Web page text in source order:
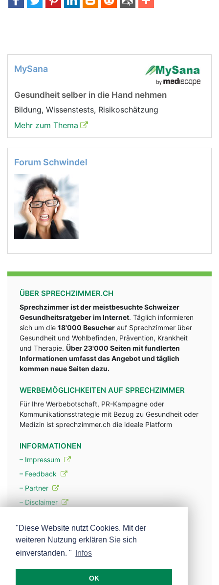
MySana
Gesundheit selber in die Hand nehmen
Bildung, Wissenstests, Risikoschätzung
Mehr zum Thema
Forum Schwindel
ÜBER SPRECHZIMMER.CH
Sprechzimmer ist der meistbesuchte Schweizer
Gesundheitsratgeber im Internet. Täglich informieren
sich um die 18'000 Besucher auf Sprechzimmer über
Gesundheit und Wohlbefinden, Prävention, Krankheit
und Therapie. Über 23'000 Seiten mit fundlerten
Informationen umfasst das Angebot und täglich
kommen neue Seiten dazu.
WERBEMÖGLICHKEITEN AUF SPRECHZIMMER
Für Ihre Werbebotschaft, PR-Kampagne oder
Kommunikationsstrategie mit Bezug zu Gesundheit oder
Medizin ist sprechzimmer.ch die ideale Platform
INFORMATIONEN
– Impressum
– Feedback
– Partner
– Disclaimer
– Werbung
– Mehr über unsere Experten
"Diese Website nutzt Cookies. Mit der
weiteren Nutzung erklären Sie sich
einverstanden. "
Infos
OK